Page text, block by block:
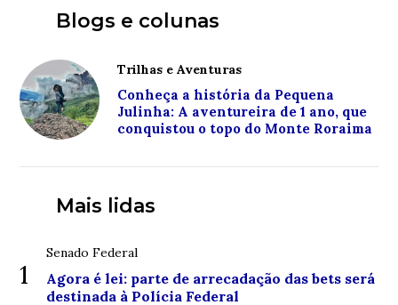
Blogs e colunas
Trilhas e Aventuras
Conheça a história da Pequena
Julinha: A aventureira de 1 ano, que
conquistou o topo do Monte Roraima
Mais lidas
1
Senado Federal
Agora é lei: parte de arrecadação das bets será
destinada à Polícia Federal